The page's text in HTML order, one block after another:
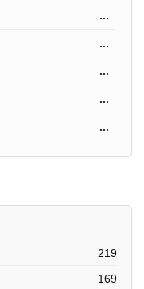
...
...
...
...
...
219
169